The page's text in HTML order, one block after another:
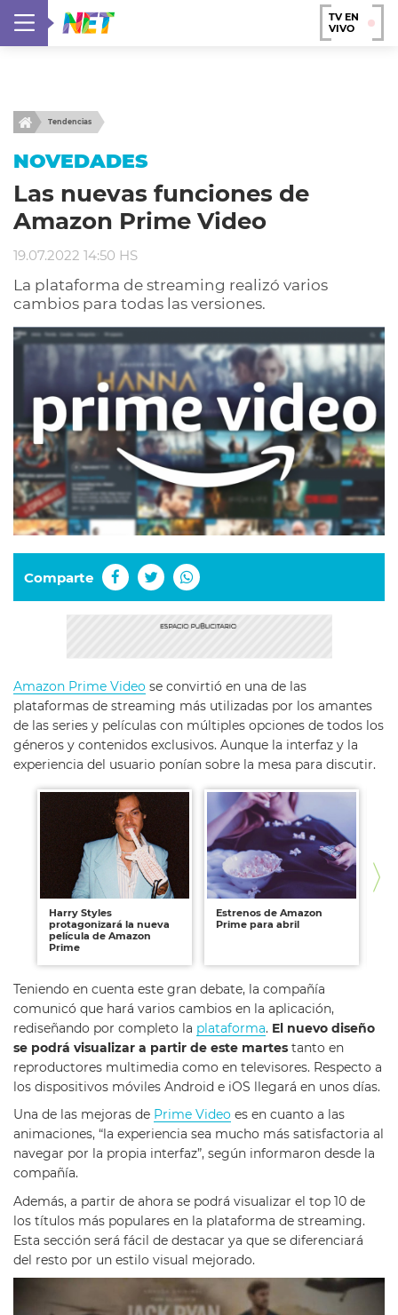
TV EN
VIVO
Tendencias
NOVEDADES
Las nuevas funciones de
Amazon Prime Video
19.07.2022 14:50 HS
La plataforma de streaming realizó varios
cambios para todas las versiones.
Comparte
Amazon Prime Video se convirtió en una de las
plataformas de streaming más utilizadas por los amantes
de las series y películas con múltiples opciones de todos los
géneros y contenidos exclusivos. Aunque la interfaz y la
experiencia del usuario ponían sobre la mesa para discutir.
Harry Styles
protagonizará la nueva
película de Amazon
Prime
Estrenos de Amazon
Prime para abril
Teniendo en cuenta este gran debate, la compañía
comunicó que hará varios cambios en la aplicación,
rediseñando por completo la plataforma. El nuevo diseño
se podrá visualizar a partir de este martes tanto en
reproductores multimedia como en televisores. Respecto a
los dispositivos móviles Android e iOS llegará en unos días.
Una de las mejoras de Prime Video es en cuanto a las
animaciones, “la experiencia sea mucho más satisfactoria al
navegar por la propia interfaz”, según informaron desde la
compañía.
Además, a partir de ahora se podrá visualizar el top 10 de
los títulos más populares en la plataforma de streaming.
Esta sección será fácil de destacar ya que se diferenciará
del resto por un estilo visual mejorado.